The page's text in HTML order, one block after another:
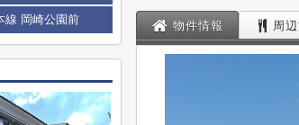
物件情報 周
線 岡崎公園前